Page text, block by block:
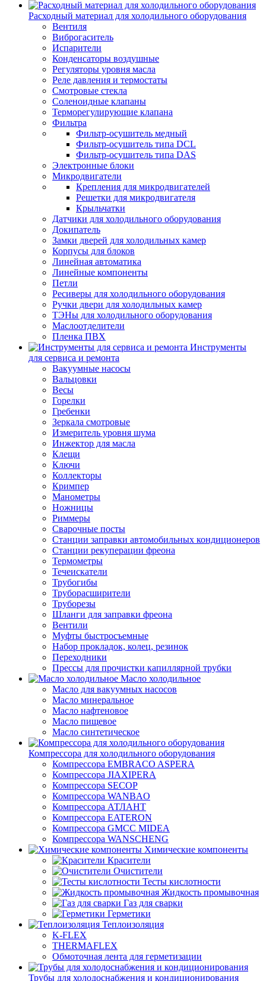
Расходный материал для холодильного оборудования
Вентиля
Виброгаситель
Испарители
Конденсаторы воздушные
Регуляторы уровня масла
Реле давления и термостаты
Смотровые стекла
Соленоидные клапаны
Терморегулирующие клапана
Фильтра
Фильтр-осушитель медный
Фильтр-осушитель типа DCL
Фильтр-осушитель типа DAS
Электронные блоки
Микродвигатели
Крепления для микродвигателей
Решетки для микродвигателя
Крыльчатки
Датчики для холодильного оборудования
Докипатель
Замки дверей для холодильных камер
Корпусы для блоков
Линейная автоматика
Линейные компоненты
Петли
Ресиверы для холодильного оборудования
Ручки двери для холодильных камер
ТЭНы для холодильного оборудования
Маслоотделители
Пленка ПВХ
Инструменты
для сервиса и ремонта
Вакуумные насосы
Вальцовки
Весы
Горелки
Гребенки
Зеркала смотровые
Измеритель уровня шума
Инжектор для масла
Клещи
Ключи
Коллекторы
Кримпер
Манометры
Ножницы
Риммеры
Сварочные посты
Станции заправки автомобильных кондиционеров
Станции рекуперации фреона
Термометры
Течеискатели
Трубогибы
Труборасширители
Труборезы
Шланги для заправки фреона
Вентили
Муфты быстросъемные
Набор прокладок, колец, резинок
Переходники
Прессы для прочистки капиллярной трубки
Масло холодильное
Масло для вакуумных насосов
Масло минеральное
Масло нафтеновое
Масло пищевое
Масло синтетическое
Компрессора для холодильного оборудования
Компрессора EMBRACO ASPERA
Компрессора JIAXIPERA
Компрессора SECOP
Компрессора WANBAO
Компрессора АТЛАНТ
Компрессора EATERON
Компрессора GMCC MIDEA
Компрессора WANSCHENG
Химические компоненты
Красители
Очистители
Тесты кислотности
Жидкость промывочная
Газ для сварки
Герметики
Теплоизоляция
K-FLEX
THERMAFLEX
Обмоточная лента для герметизации
Трубы для холодоснабжения и кондиционирования